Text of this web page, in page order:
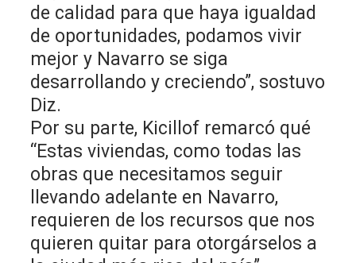
de calidad para que haya igualdad
de oportunidades, podamos vivir
mejor y Navarro se siga
desarrollando y creciendo”, sostuvo
Diz.
Por su parte, Kicillof remarcó qué
“Estas viviendas, como todas las
obras que necesitamos seguir
llevando adelante en Navarro,
requieren de los recursos que nos
quieren quitar para otorgárselos a